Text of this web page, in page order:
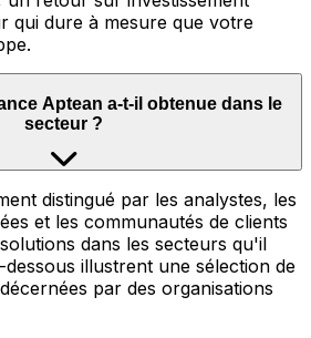
qui dure à mesure que votre
Aptean a-t-il obtenue dans le
secteur ?
distingué par les analystes, les
et les communautés de clients
dans les secteurs qu'il
illustrent une sélection de
par des organisations